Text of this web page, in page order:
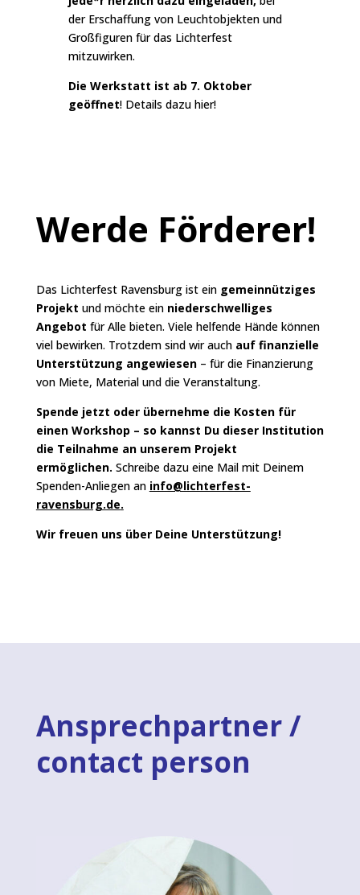
der Erschaffung von Leuchtobjekten und
Großfiguren für das Lichterfest
mitzuwirken.
Die Werkstatt ist ab 7. Oktober
geöffnet! Details dazu hier!
Werde Förderer!
Das Lichterfest Ravensburg ist ein gemeinnütziges
Projekt und möchte ein niederschwelliges
Angebot für Alle bieten. Viele helfende Hände können
viel bewirken. Trotzdem sind wir auch auf finanzielle
Unterstützung angewiesen– für die Finanzierung
von Miete, Material und die Veranstaltung.
Spende jetzt oder übernehme die Kosten für
einen Workshop – so kannst Du dieser Institution
die Teilnahme an unserem Projekt
ermöglichen. Schreibe dazu eine Mail mit Deinem
Spenden-Anliegen an info@lichterfest-
ravensburg.de.
Wir freuen uns über Deine Unterstützung!
Ansprechpartner /
contact person